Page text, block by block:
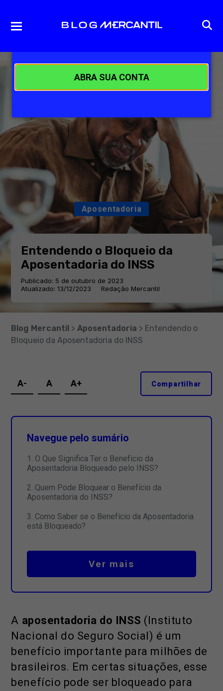
ABRA SUA CONTA
Aposentadoria
Entendendo o Bloqueio da
Aposentadoria do INSS
Publicado: 5 de outubro de 2023
Atualizado: 13/12/2023
Redação Mercantil
Blog Mercantil >Aposentadoria > Entendendo o
Bloqueio da Aposentadoria do INSS
A aposentadoria do INSS (Instituto
Nacional do Seguro Social) é um
benefício importante para milhões de
brasileiros. Em certas situações, esse
benefício pode ser bloqueado para
A- A A+ Compartilhar
Navegue pelo sumário
O Que Significa Ter o Benefício da
Aposentadoria Bloqueado pelo INSS?
Quem Pode Bloquear o Benefício da
Aposentadoria do INSS?
Como Saber se o Benefício da Aposentadoria
está Bloqueado?
Ver mais